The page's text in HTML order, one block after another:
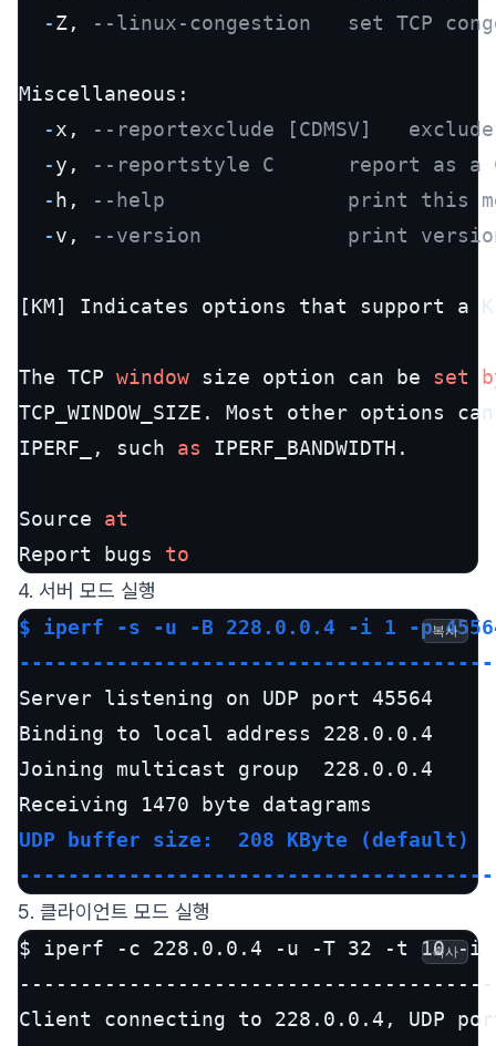
-Z, --linux-congestion   set TCP
Miscellaneous:
-x,
--reportexclude [CDMSV]
-y,
--reportstyle C      report as a
- h,
--help               print this
-v, --version            print version
[KM] Indicates options that support a
The TCP window size option can be set
TCP_WINDOW_SIZE. Most other options
IPERF_, such as IPERF_BANDWIDTH.
Source at
Report bugs to
4. 서버 모드 실행
$ iperf -s -u -B 228.0.0.4 -i 1 -p
Server listening on UDP port 45564
Binding to local address 228.0.0.4
Joining multicast group  228.0.0.4
UDP buffer size:  208 KByte (default)
복사
5. 클라이언트 모드 실행
$ iperf -c 228.0.0.4 -u -T 32 -t 10 -i
Client connecting to 228.0.0.4, UDP
복사